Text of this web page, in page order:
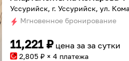
Уссурийск, г. Уссурийск, ул.
Мгновенное бронирование
11,221₽ цена заза сутки
2,805 ₽ × 4 платежа